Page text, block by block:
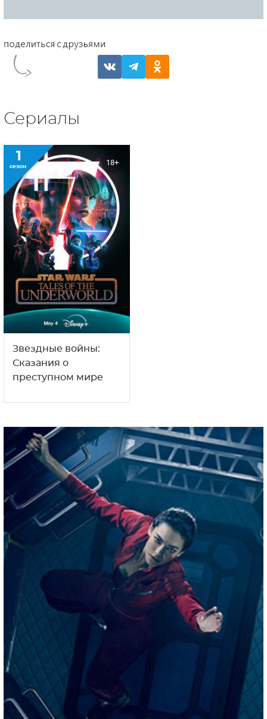
Сериалы
1
сезон 18+
Звездные войны:
Сказания о
преступном мире